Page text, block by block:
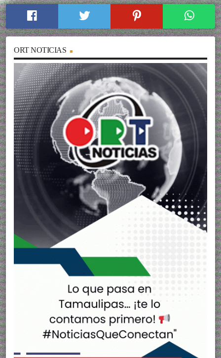
ORT NOTICIAS